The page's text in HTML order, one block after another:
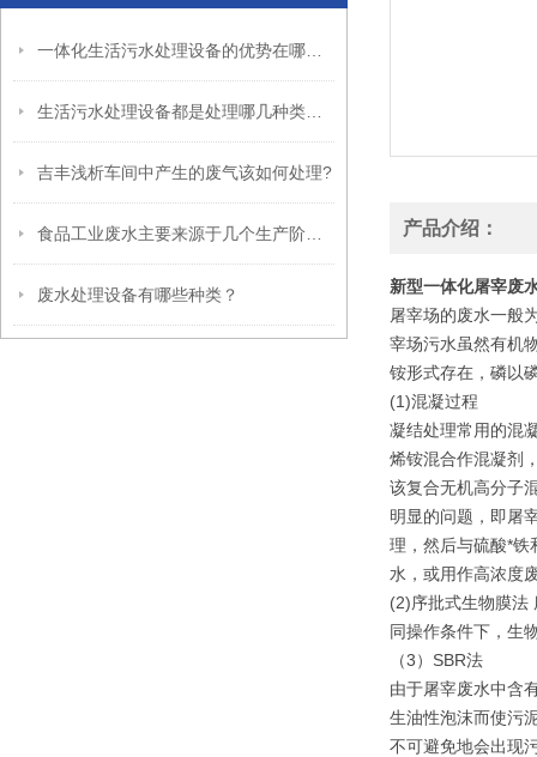
吉丰浅析车间中产生的废气该如何处理?
废水处理设备有哪些种类？
产品介绍：
新型一体化屠宰废
屠宰场的废水一般
宰场污水虽然有机
铵形式存在，磷以
(1)混凝过程
凝结处理常用的混
烯铵混合作混凝剂
该复合无机高分子
明显的问题，即屠
理，然后与硫酸*铁
水，或用作高浓度
(2)序批式生物膜法
同操作条件下，生
（3）SBR法
由于屠宰废水中含
生油性泡沫而使污
不可避免地会出现